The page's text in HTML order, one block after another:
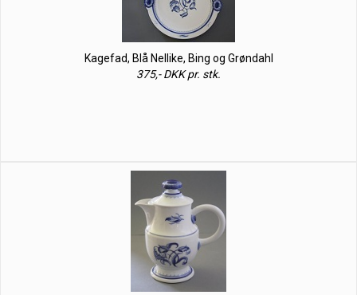
Kagefad, Blå Nellike, Bing og Grøndahl
375,- DKK pr. stk.